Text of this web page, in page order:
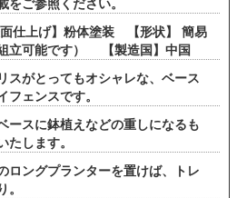
をご参照ください。
仕上げ】粉体塗装 【形状】 簡易
立可能です） 【製造国】中国
スがとってもオシャレな、ベース
フェンスです。
ースに鉢植えなどの重しになるも
たします。
ロングプランターを置けば、トレ
。